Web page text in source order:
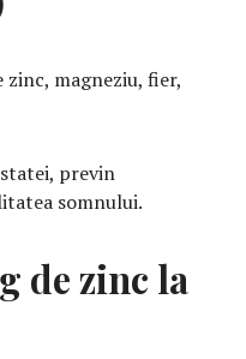
magneziu, fier,
previn
somnului.
de zinc la